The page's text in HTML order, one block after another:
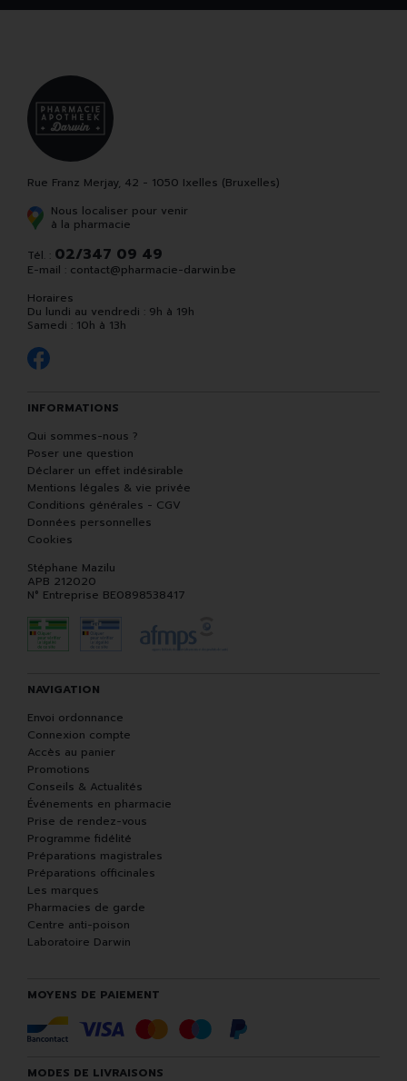
Rue Franz Merjay, 42 - 1050 Ixelles (Bruxelles)
Nous localiser pour venir
à la pharmacie
Tél. : 02/347 09 49
E-mail : contact@pharmacie-darwin.be
Horaires
Du lundi au vendredi : 9h à 19h
Samedi : 10h à 13h
INFORMATIONS
Qui sommes-nous ?
Poser une question
Déclarer un effet indésirable
Mentions légales & vie privée
Conditions générales - CGV
Données personnelles
Cookies
Stéphane Mazilu
APB 212020
N° Entreprise BE0898538417
NAVIGATION
Envoi ordonnance
Connexion compte
Accès au panier
Promotions
Conseils & Actualités
Événements en pharmacie
Prise de rendez-vous
Programme fidélité
Préparations magistrales
Préparations officinales
Les marques
Pharmacies de garde
Centre anti-poison
Laboratoire Darwin
MOYENS DE PAIEMENT
MODES DE LIVRAISONS